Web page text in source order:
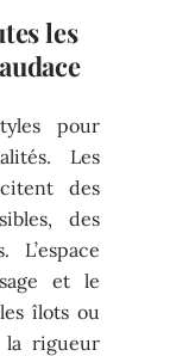
les
pour
Les
des
des
L’espace
et le
îlots ou
la rigueur